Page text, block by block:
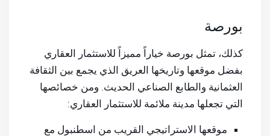
بورصة
كذلك، تمثل بورصة خياراً مميزاً للاستثمار العقاري
بفضل موقعها وتاريخها العريق الذي يجمع بين الثقافة
العثمانية والطابع الصناعي الحديث. ومن خصائصها
التي تجعلها مدينة ملائمة للاستثمار العقاري:
موقعها الاستراتيجي القريب من اسطنبول مع